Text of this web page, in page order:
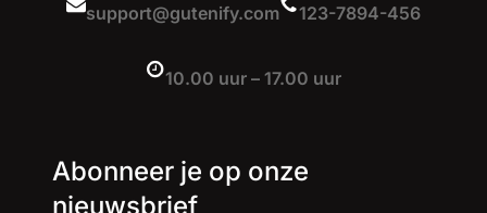
support@gutenify.com 123-7894-456
10.00 uur – 17.00 uur
Abonneer je op onze
nieuwsbrief